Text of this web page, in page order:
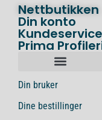
Nettbutikken
Din konto
Kundeservice
Prima
Din bruker
Dine bestillinger